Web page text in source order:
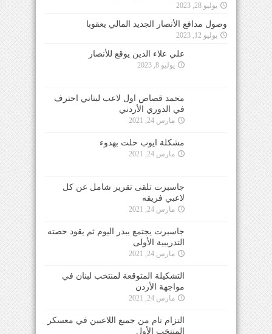
يوليو 28, 2023
وصول مدافع الأنصار الجديد المالي يعقوبا
يوليو 12, 2023
علي علاء الدين يوقع للأنصار
يوليو 8, 2023
محمد قصاص اول لاعب لبناني احترف
في الدوري الأردني
مارس 24, 2021
مشكلة ايوب حلت بهدوء
مارس 24, 2021
جاسبرت تلقى تقرير شامل عن كل
لاعبي فريقه
مارس 24, 2021
جاسبرت يجتمع ببدر اليوم ثم يقود حصته
التدريبية الأولى
مارس 24, 2021
التشكيلة المتوقعة لمنتخب لبنان في
مواجهة الأردن
مارس 24, 2021
التزام تام من جميع اللاعبين في معسكر
المنتخب الأول